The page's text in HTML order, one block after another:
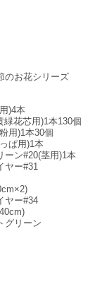
のお花シリーズ
)4本
緑花芯用)1本130個
用)1本30個
ぱ用)1本
ーン#20(茎用)1本
ヤー#31
ヤー#34
グリーン